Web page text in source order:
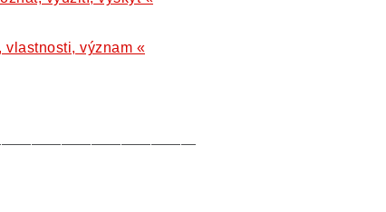
vlastnosti, význam «